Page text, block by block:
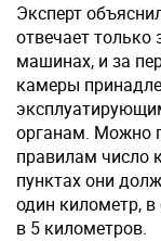
Эксперт
отвечает только
машинах, и за
камеры
органам. Можно
правилам число
пунктах они
один километр,
в 5 километров.